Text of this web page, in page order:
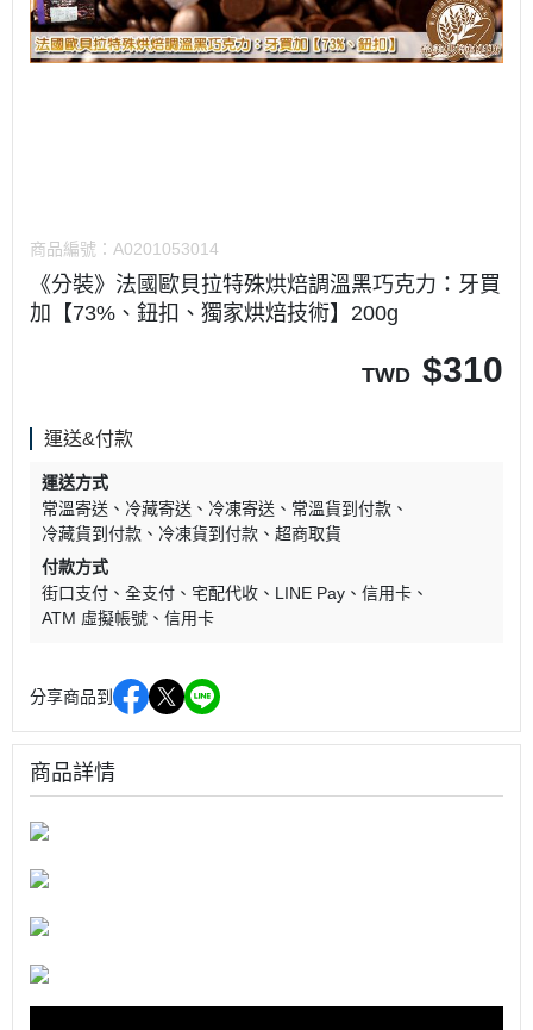
商品編號： A0201053014
《分裝》法國歐貝拉特殊烘焙調溫黑巧克力：牙買
加【73%、鈕扣、獨家烘焙技術】200g
TWD $310
運送&付款
運送方式
常溫寄送
冷藏寄送 冷凍寄送
常溫貨到付款
冷藏貨到付款
冷凍貨到付款
超商取貨
付款方式
街口支付
全支付 宅配代收 LINE Pay
信用卡
ATM 虛擬帳號
信用卡
分享商品到
商品詳情